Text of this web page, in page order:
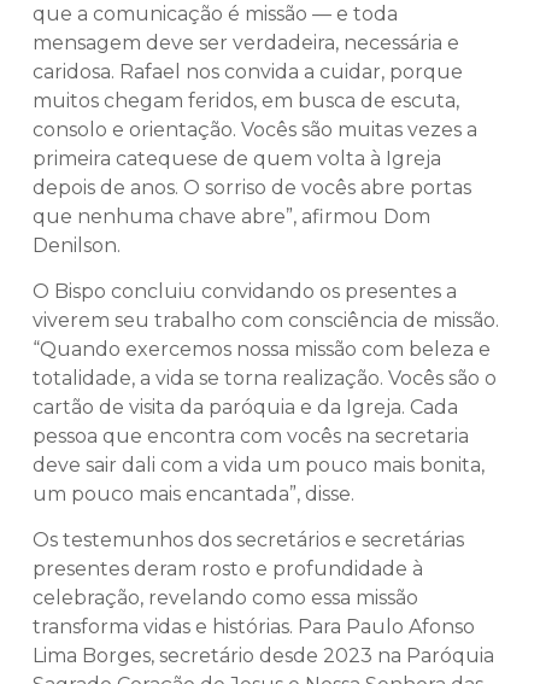
que a comunicação é missão — e toda
mensagem deve ser verdadeira, necessária e
caridosa. Rafael nos convida a cuidar, porque
muitos chegam feridos, em busca de escuta,
consolo e orientação. Vocês são muitas vezes a
primeira catequese de quem volta à Igreja
depois de anos. O sorriso de vocês abre portas
que nenhuma chave abre”, afirmou Dom
Denilson.
O Bispo concluiu convidando os presentes a
viverem seu trabalho com consciência de missão.
“Quando exercemos nossa missão com beleza e
totalidade, a vida se torna realização. Vocês são o
cartão de visita da paróquia e da Igreja. Cada
pessoa que encontra com vocês na secretaria
deve sair dali com a vida um pouco mais bonita,
um pouco mais encantada”, disse.
Os testemunhos dos secretários e secretárias
presentes deram rosto e profundidade à
celebração, revelando como essa missão
transforma vidas e histórias. Para Paulo Afonso
Lima Borges, secretário desde 2023 na Paróquia